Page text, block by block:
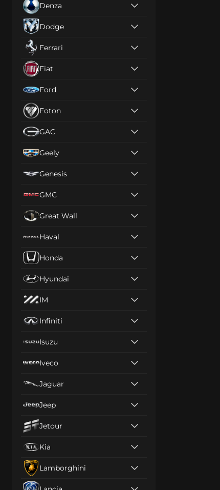
Denza
Dodge
Ferrari
Fiat
Ford
Foton
GAC
Geely
Genesis
GMC
Great Wall
Haval
Honda
Hyundai
IM
Infiniti
Isuzu
Iveco
Jaguar
Jeep
Jetour
Kia
Lamborghini